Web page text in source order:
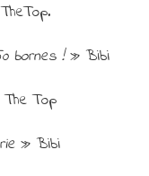
bornes !» Bibi
Top
» Bibi